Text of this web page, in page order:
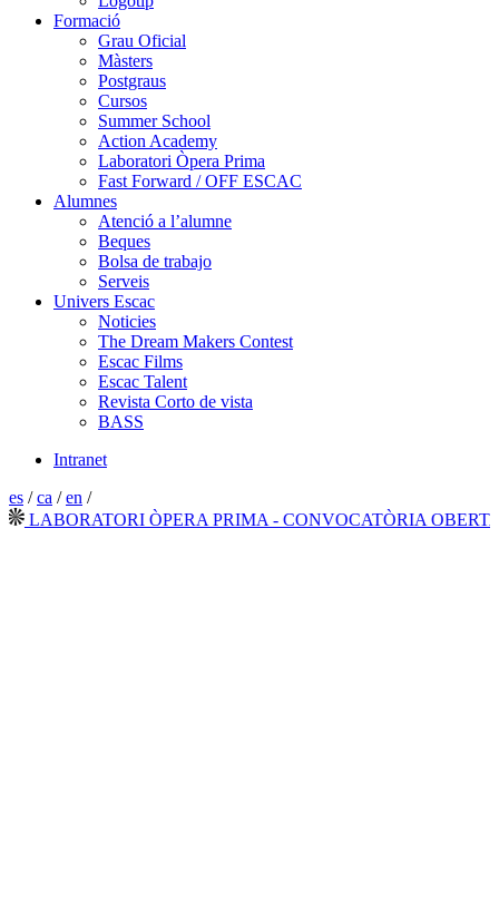
Formació
Grau Oficial
Màsters
Postgraus
Cursos
Summer School
Action Academy
Laboratori Òpera Prima
Fast Forward / OFF ESCAC
Alumnes
Atenció a l’alumne
Beques
Bolsa de trabajo
Serveis
Univers Escac
Noticies
The Dream Makers Contest
Escac Films
Escac Talent
Revista Corto de vista
BASS
Intranet
es /ca /en /
LABORATORI ÒPERA PRIMA - CONVOCATÒRIA OBERTA